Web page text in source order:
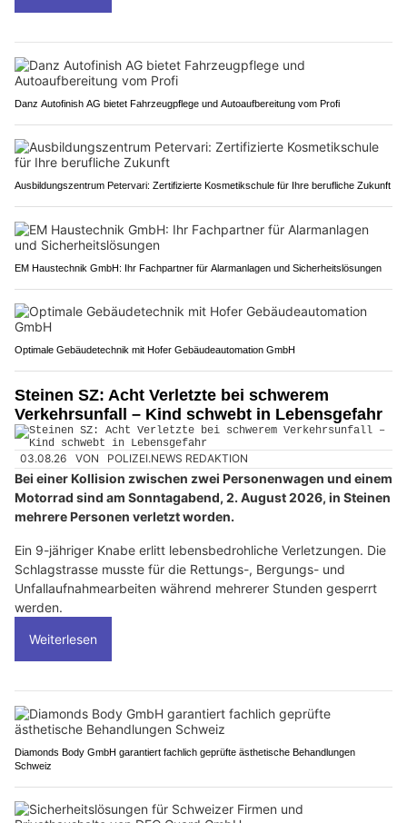
Danz Autofinish AG bietet Fahrzeugpflege und Autoaufbereitung vom Profi
Ausbildungszentrum Petervari: Zertifizierte Kosmetikschule für Ihre berufliche Zukunft
EM Haustechnik GmbH: Ihr Fachpartner für Alarmanlagen und Sicherheitslösungen
Optimale Gebäudetechnik mit Hofer Gebäudeautomation GmbH
Steinen SZ: Acht Verletzte bei schwerem
Verkehrsunfall – Kind schwebt in Lebensgefahr
03.08.26 VON POLIZEI.NEWS REDAKTION
Bei einer Kollision zwischen zwei Personenwagen und einem
Motorrad sind am Sonntagabend, 2. August 2026, in Steinen
mehrere Personen verletzt worden.
Ein 9-jähriger Knabe erlitt lebensbedrohliche Verletzungen. Die
Schlagstrasse musste für die Rettungs-, Bergungs- und
Unfallaufnahmearbeiten während mehrerer Stunden gesperrt
werden.
Weiterlesen
Diamonds Body GmbH garantiert fachlich geprüfte ästhetische Behandlungen
Schweiz